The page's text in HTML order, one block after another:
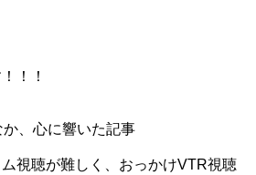
！！
、心に響いた記事
視聴が難しく、おっかけVTR視聴